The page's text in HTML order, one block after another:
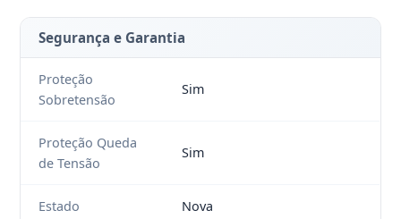
Segurança e Garantia
Proteção
Sobretensão
Sim
Proteção Queda
de Tensão
Sim
Estado Nova